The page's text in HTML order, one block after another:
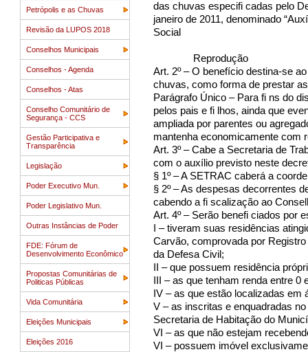
Petrópolis e as Chuvas
Revisão da LUPOS 2018
Conselhos Municipais
Conselhos - Agenda
Conselhos - Atas
Conselho Comunitário de
Segurança - CCS
Gestão Participativa e
Transparência
Legislação
Poder Executivo Mun.
Poder Legislativo Mun.
Outras Instâncias de Poder
FDE: Fórum de
Desenvolvimento Econômico
Propostas Comunitárias de
Politicas Públicas
Vida Comunitária
Eleições Municipais
Eleições 2016
das chuvas especifi cadas pelo
janeiro de 2011, denominado
Social
Reprodução
Art. 2º – O benefício destina-se
chuvas, como forma de prestar
Parágrafo Único – Para fi ns do
pelos pais e fi lhos, ainda que
ampliada por parentes ou
mantenha economicamente com
Art. 3º – Cabe a Secretaria de
com o auxílio previsto neste
§ 1º – A SETRAC caberá a
§ 2º – As despesas decorrentes
cabendo a fi scalização ao
Art. 4º – Serão benefi ciados por
I – tiveram suas residências
Carvão, comprovada por
da Defesa Civil;
II – que possuem residência
III – as que tenham renda entre
IV – as que estão localizadas em
V – as inscritas e enquadradas
Secretaria de Habitação do
VI – as que não estejam
VI – possuem imóvel